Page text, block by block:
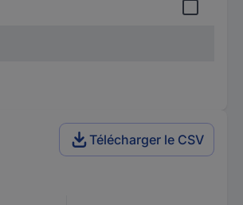
Télécharger le CSV